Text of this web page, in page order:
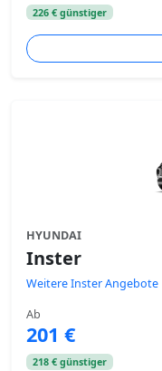
226 € günstiger
HYUNDAI
Inster
Weitere Inster Angebote
Ab
201 €
218 € günstiger